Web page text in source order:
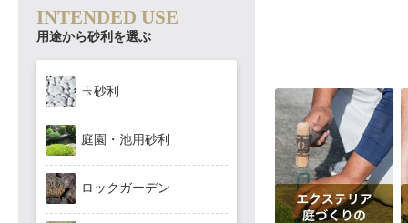
INTENDED USE
用途から砂利を選ぶ
玉砂利
庭園・池用砂利
ロックガーデン